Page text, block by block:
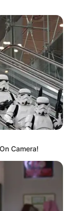
Camera!